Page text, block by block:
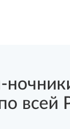
всей